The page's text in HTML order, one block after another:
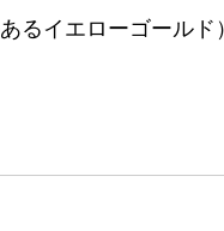
るイエローゴールド